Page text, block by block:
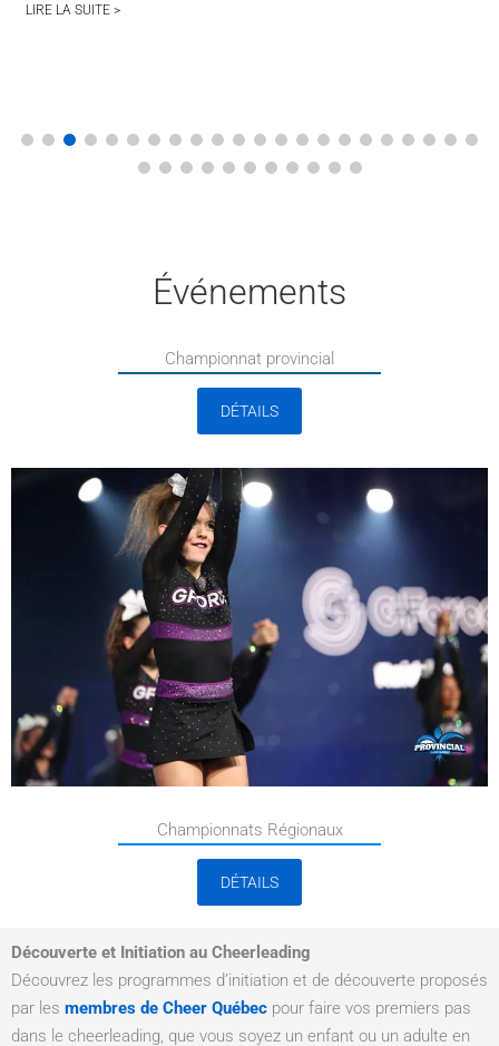
LIRE LA SUITE >
Événements
Championnat provincial
DÉTAILS
Championnats Régionaux
DÉTAILS
Découverte et Initiation au Cheerleading
Découvrez les programmes d’initiation et de découverte proposés
par les membres de Cheer Québec pour faire vos premiers pas
dans le cheerleading, que vous soyez un enfant ou un adulte en